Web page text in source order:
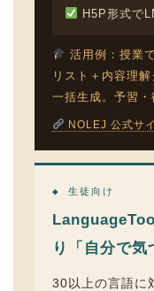
H5P形式で
活用例：授業
リスト＋内容理
一括生成。予習・
NOLEJ 公式サ
◆ 生徒向け
り「自分で気
30以上の言語に